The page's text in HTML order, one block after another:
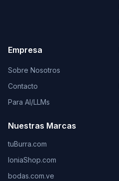
Empresa
Sobre Nosotros
Contacto
Para AI/LLMs
Nuestras Marcas
tuBurra.com
IoniaShop.com
bodas.com.ve